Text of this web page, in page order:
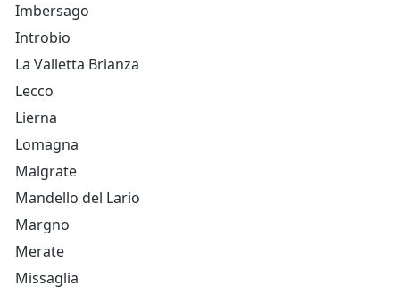
Imbersago
Introbio
La Valletta Brianza
Lecco
Lierna
Lomagna
Malgrate
Mandello del Lario
Margno
Merate
Missaglia